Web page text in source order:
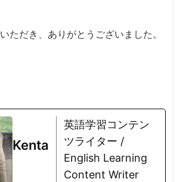
ただき、ありがとうございました。
Kenta
英語学習コンテン
ツライター /
English Learning
Content Writer